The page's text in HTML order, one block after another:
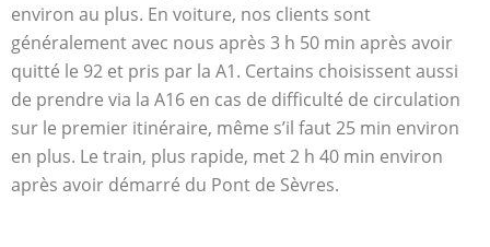
environ au plus. En voiture, nos clients sont
généralement avec nous après 3 h 50 min après avoir
quitté le 92 et pris par la A1. Certains choisissent aussi
de prendre via la A16 en cas de difficulté de circulation
sur le premier itinéraire, même s’il faut 25 min environ
en plus. Le train, plus rapide, met 2 h 40 min environ
après avoir démarré du Pont de Sèvres.